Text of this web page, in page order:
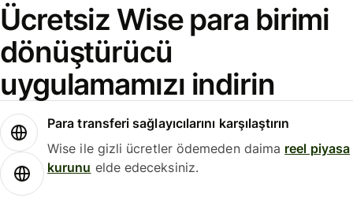
Ücretsiz Wise para birimi
dönüştürücü
uygulamamızı indirin
Para transferi sağlayıcılarını karşılaştırın
Wise ile gizli ücretler ödemeden daima reel piyasa
kurunu elde edeceksiniz.